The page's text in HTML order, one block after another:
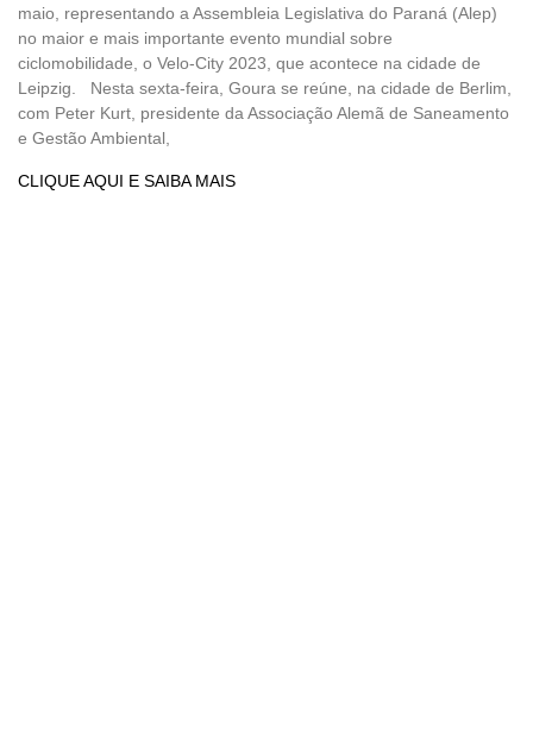
maio, representando a Assembleia Legislativa do Paraná (Alep)
no maior e mais importante evento mundial sobre
ciclomobilidade, o Velo-City 2023, que acontece na cidade de
Leipzig. Nesta sexta-feira, Goura se reúne, na cidade de Berlim,
com Peter Kurt, presidente da Associação Alemã de Saneamento
e Gestão Ambiental,
CLIQUE AQUI E SAIBA MAIS